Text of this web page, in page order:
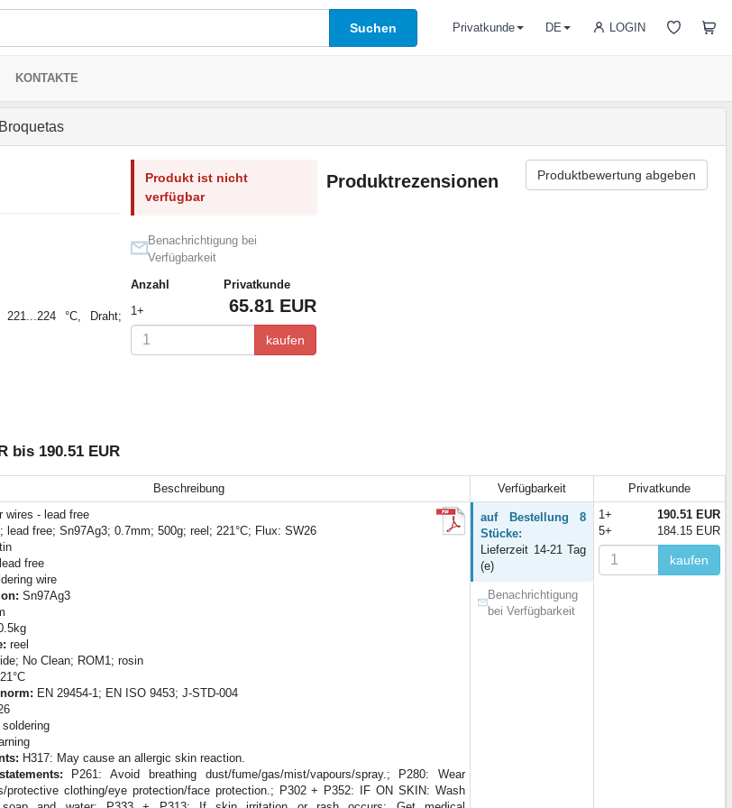
Suchen LOGIN
Privatkunde DE
KONTAKTE
°C, Draht;
Produkt ist nicht
verfügbar
Benachrichtigung bei
Verfügbarkeit
Anzahl
Privatkunde
1+
65.81 EUR
kaufen
Produktrezensionen Produktbewertung abgeben
bis 190.51 EUR
Beschreibung Verfügbarkeit
Privatkunde
wires - lead free
lead free; Sn97Ag3; 0.7mm; 500g; reel; 221°C; Flux: SW26
tin
lead free
wire
Sn97Ag3
reel
No Clean; ROM1; rosin
EN 29454-1; EN ISO 9453; J-STD-004
H317: May cause an allergic skin reaction.
P261: Avoid breathing dust/fume/gas/mist/vapours/spray.; P280: Wear
protective clothing/eye protection/face protection.; P302 + P352: IF ON SKIN: Wash
auf Bestellung 8
Stücke:
Lieferzeit 14-21 Tag
(e)
Benachrichtigung
bei Verfügbarkeit
1+
190.51 EUR
5+
184.15 EUR
kaufen